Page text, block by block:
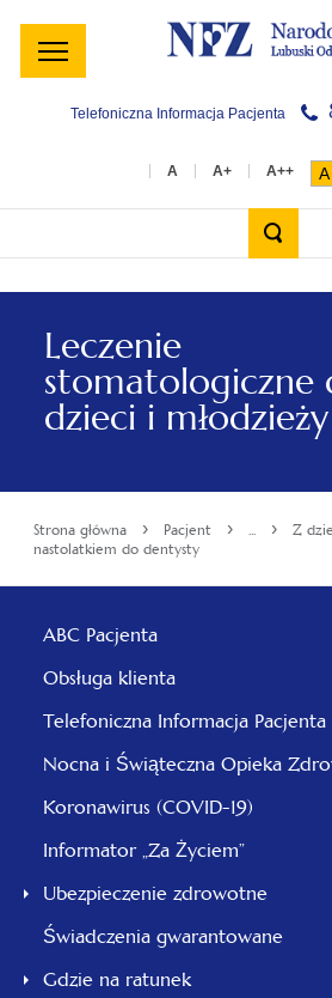
Menu
Menu
lewe
Treść
w
Telefoniczna Informacja Pacjenta
A
Leczenie
stomatologiczne
dzieci i młodzieży
Strona główna › Pacjent › ... ›
Z
nastolatkiem do dentysty
ABC Pacjenta
Obsługa klienta
Telefoniczna Informacja Pacjenta
Nocna i Świąteczna Opieka
Koronawirus (COVID-19)
Informator „Za Życiem”
Ubezpieczenie zdrowotne
Świadczenia gwarantowane
Gdzie na ratunek